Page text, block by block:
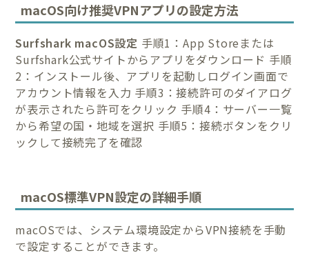
macOS向け推奨VPNアプリの設定方法
Surfshark macOS設定 手順1：App Storeまたは
Surfshark公式サイトからアプリをダウンロード 手順
2：インストール後、アプリを起動しログイン画面で
アカウント情報を入力 手順3：接続許可のダイアログ
が表示されたら許可をクリック 手順4：サーバー一覧
から希望の国・地域を選択 手順5：接続ボタンをクリ
ックして接続完了を確認
macOS標準VPN設定の詳細手順
macOSでは、システム環境設定からVPN接続を手動
で設定することができます。